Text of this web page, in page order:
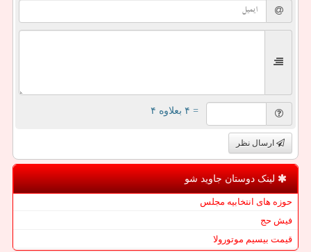
= ۴ بعلاوه ۴
ارسال نظر
لینک دوستان جاوید شو
حوزه های انتخابیه مجلس
فیش حج
قیمت بیسیم موتورولا